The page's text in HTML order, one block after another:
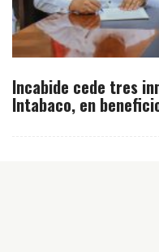
Incabide cede tres
Intabaco, en